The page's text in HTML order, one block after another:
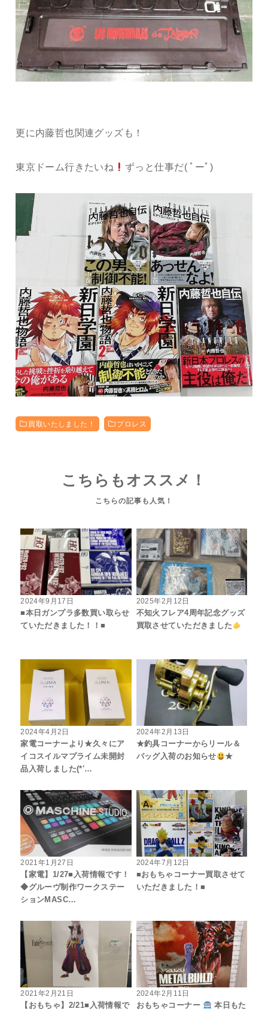
更に内藤哲也関連グッズも！
東京ドーム行きたいね ずっと仕事だ( ﾟーﾟ)
買取いたしました！ プロレス
こちらもオススメ！
2024年9月17日
■本日ガンプラ多数買い取らせ
ていただきました！！■
2025年2月12日
不知火フレア4周年記念グッズ
買取させていただきました
2024年4月2日
家電コーナーより★久々にア
イコスイルマプライム未開封
品入荷しました(*'…
2024年2月13日
★釣具コーナーからリール＆
バッグ入荷のお知らせ
★
2021年1月27日
【家電】1/27■入荷情報です！
◆グルーヴ制作ワークステー
ションMASC…
2024年7月12日
■おもちゃコーナー買取させて
いただきました！■
2021年2月21日
【おもちゃ】2/21■入荷情報で
2024年2月11日
おもちゃコーナー
本日もた